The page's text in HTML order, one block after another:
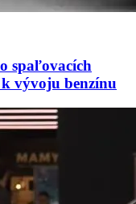
spaľovacích
vývoju benzínu